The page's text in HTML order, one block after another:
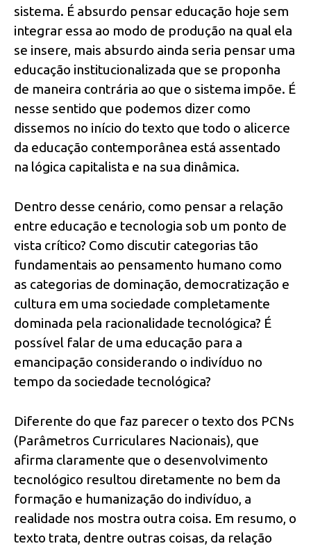
sistema. É absurdo pensar educação hoje sem
integrar essa ao modo de produção na qual ela
se insere, mais absurdo ainda seria pensar uma
educação institucionalizada que se proponha
de maneira contrária ao que o sistema impõe. É
nesse sentido que podemos dizer como
dissemos no início do texto que todo o alicerce
da educação contemporânea está assentado
na lógica capitalista e na sua dinâmica.
Dentro desse cenário, como pensar a relação
entre educação e tecnologia sob um ponto de
vista crítico? Como discutir categorias tão
fundamentais ao pensamento humano como
as categorias de dominação, democratização e
cultura em uma sociedade completamente
dominada pela racionalidade tecnológica? É
possível falar de uma educação para a
emancipação considerando o indivíduo no
tempo da sociedade tecnológica?
Diferente do que faz parecer o texto dos PCNs
(Parâmetros Curriculares Nacionais), que
afirma claramente que o desenvolvimento
tecnológico resultou diretamente no bem da
formação e humanização do indivíduo, a
realidade nos mostra outra coisa. Em resumo, o
texto trata, dentre outras coisas, da relação